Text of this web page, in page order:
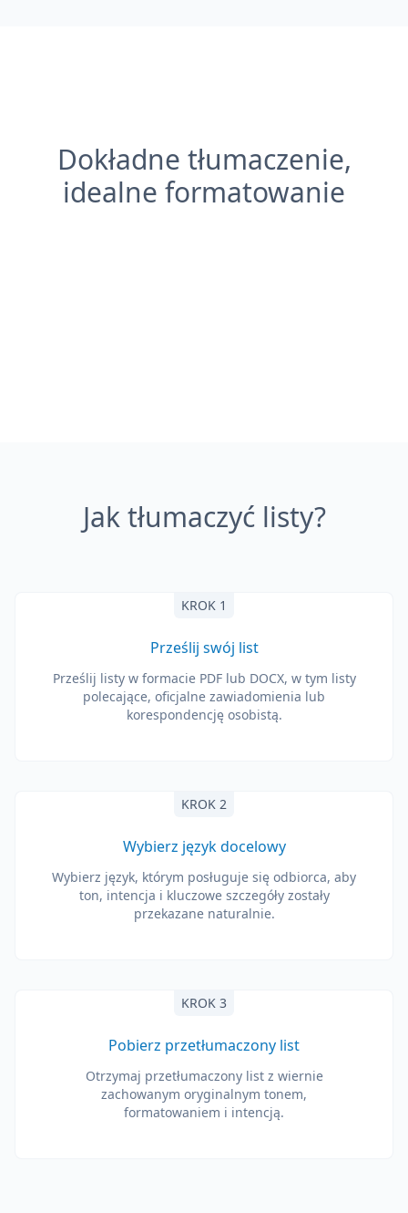
Dokładne tłumaczenie,
idealne formatowanie
Jak tłumaczyć listy?
KROK 1
Prześlij swój list
Prześlij listy w formacie PDF lub DOCX, w tym listy
polecające, oficjalne zawiadomienia lub
korespondencję osobistą.
KROK 2
Wybierz język docelowy
Wybierz język, którym posługuje się odbiorca, aby
ton, intencja i kluczowe szczegóły zostały
przekazane naturalnie.
KROK 3
Pobierz przetłumaczony list
Otrzymaj przetłumaczony list z wiernie
zachowanym oryginalnym tonem,
formatowaniem i intencją.